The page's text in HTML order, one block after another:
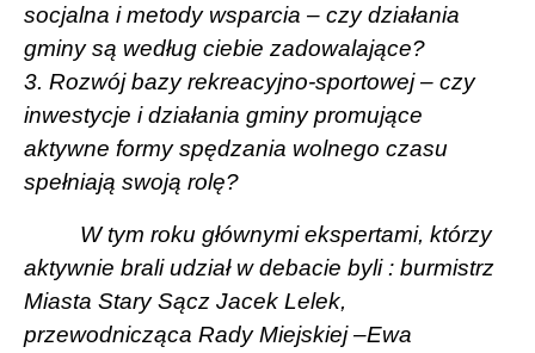
socjalna i metody wsparcia – czy działania
gminy są według ciebie zadowalające?
3. Rozwój bazy rekreacyjno-sportowej – czy
inwestycje i działania gminy promujące
aktywne formy spędzania wolnego czasu
spełniają swoją rolę?
W tym roku głównymi ekspertami, którzy
aktywnie brali udział w debacie byli : burmistrz
Miasta Stary Sącz Jacek Lelek,
przewodnicząca Rady Miejskiej –Ewa